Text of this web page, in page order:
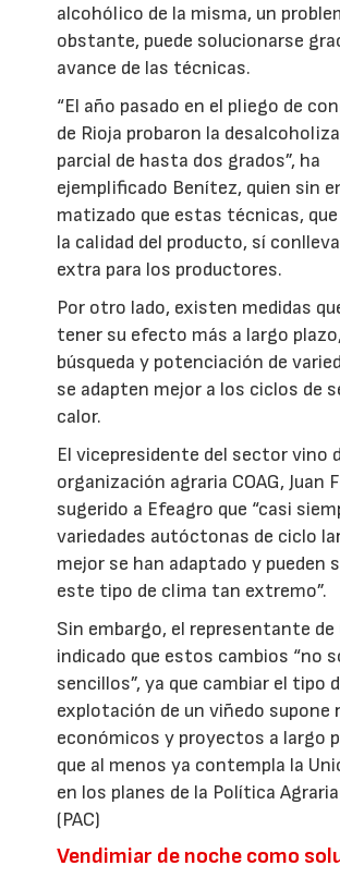
alcohólico de la misma, un
obstante, puede solucionarse
avance de las técnicas.
“El año pasado en el pliego de
de Rioja probaron la
parcial de hasta dos grados”, ha
ejemplificado Benítez, quien sin
matizado que estas técnicas,
la calidad del producto, sí
extra para los productores.
Por otro lado, existen medidas
tener su efecto más a largo
búsqueda y potenciación de
se adapten mejor a los ciclos de
calor.
El vicepresidente del sector vino
organización agraria COAG, Juan
sugerido a Efeagro que “casi
variedades autóctonas de ciclo
mejor se han adaptado y pueden
este tipo de clima tan extremo”.
Sin embargo, el representante de
indicado que estos cambios “no
sencillos”, ya que cambiar el tipo
explotación de un viñedo supone
económicos y proyectos a largo
que al menos ya contempla la
en los planes de la Política
(PAC)
Vendimiar de noche como